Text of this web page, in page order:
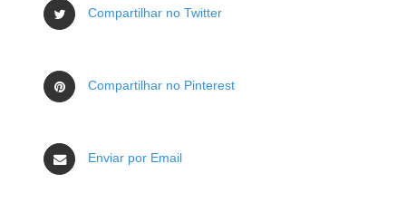
Compartilhar no Twitter
Compartilhar no Pinterest
Enviar por Email